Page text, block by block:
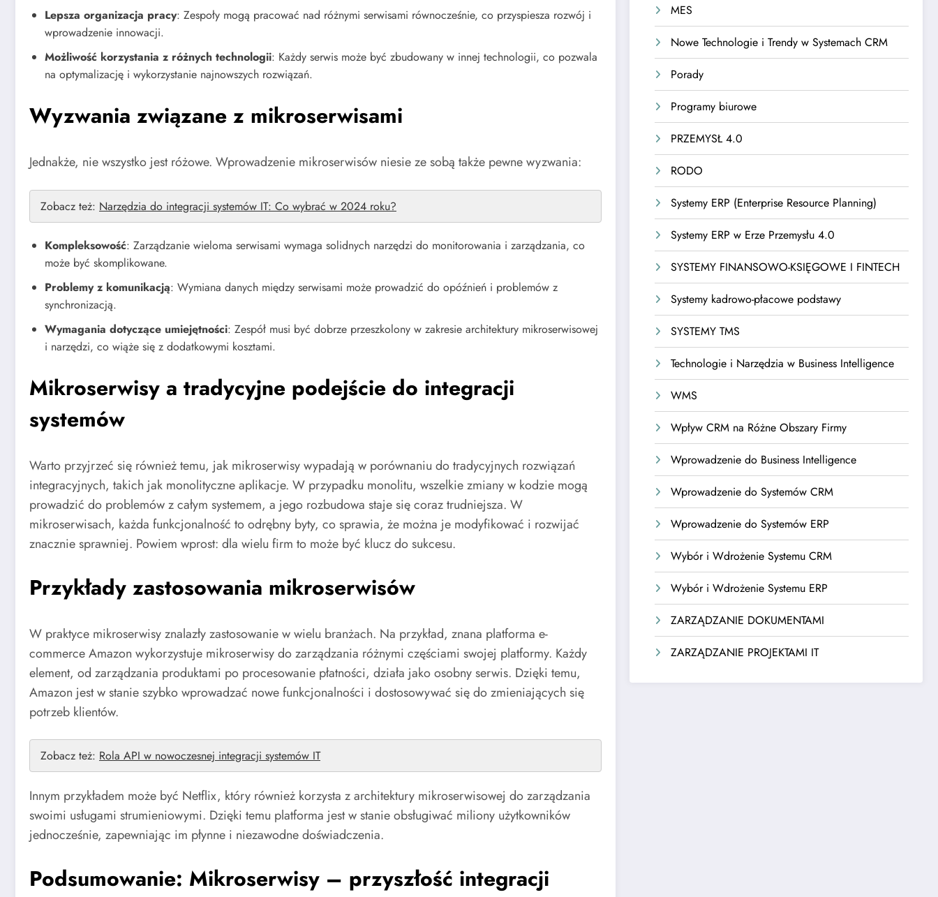
Lepsza organizacja pracy: Zespoły mogą pracować nad różnymi serwisami równocześnie, co przyspiesza rozwój i
wprowadzenie innowacji.
Możliwość korzystania z różnych technologii: Każdy serwis może być zbudowany w innej technologii, co pozwala
na optymalizację i wykorzystanie najnowszych rozwiązań.
Wyzwania związane z mikroserwisami
Jednakże, nie wszystko jest różowe. Wprowadzenie mikroserwisów niesie ze sobą także pewne wyzwania:
Zobacz też: Narzędzia do integracji systemów IT: Co wybrać w 2024 roku?
Kompleksowość: Zarządzanie wieloma serwisami wymaga solidnych narzędzi do monitorowania i zarządzania, co
może być skomplikowane.
Problemy z komunikacją: Wymiana danych między serwisami może prowadzić do opóźnień i problemów z
synchronizacją.
Wymagania dotyczące umiejętności: Zespół musi być dobrze przeszkolony w zakresie architektury mikroserwisowej
i narzędzi, co wiąże się z dodatkowymi kosztami.
Mikroserwisy a tradycyjne podejście do integracji
systemów
Warto przyjrzeć się również temu, jak mikroserwisy wypadają w porównaniu do tradycyjnych rozwiązań
integracyjnych, takich jak monolityczne aplikacje. W przypadku monolitu, wszelkie zmiany w kodzie mogą
prowadzić do problemów z całym systemem, a jego rozbudowa staje się coraz trudniejsza. W
mikroserwisach, każda funkcjonalność to odrębny byty, co sprawia, że można je modyfikować i rozwijać
znacznie sprawniej. Powiem wprost: dla wielu firm to może być klucz do sukcesu.
Przykłady zastosowania mikroserwisów
W praktyce mikroserwisy znalazły zastosowanie w wielu branżach. Na przykład, znana platforma e-
commerce Amazon wykorzystuje mikroserwisy do zarządzania różnymi częściami swojej platformy. Każdy
element, od zarządzania produktami po procesowanie płatności, działa jako osobny serwis. Dzięki temu,
Amazon jest w stanie szybko wprowadzać nowe funkcjonalności i dostosowywać się do zmieniających się
potrzeb klientów.
Zobacz też: Rola API w nowoczesnej integracji systemów IT
Innym przykładem może być Netflix, który również korzysta z architektury mikroserwisowej do zarządzania
swoimi usługami strumieniowymi. Dzięki temu platforma jest w stanie obsługiwać miliony użytkowników
jednocześnie, zapewniając im płynne i niezawodne doświadczenia.
Podsumowanie: Mikroserwisy – przyszłość integracji
MES
Nowe Technologie i Trendy w Systemach CRM
Porady
Programy biurowe
PRZEMYSŁ 4.0
RODO
Systemy ERP (Enterprise Resource Planning)
Systemy ERP w Erze Przemysłu 4.0
SYSTEMY FINANSOWO-KSIĘGOWE I FINTECH
Systemy kadrowo-płacowe podstawy
SYSTEMY TMS
Technologie i Narzędzia w Business Intelligence
WMS
Wpływ CRM na Różne Obszary Firmy
Wprowadzenie do Business Intelligence
Wprowadzenie do Systemów CRM
Wprowadzenie do Systemów ERP
Wybór i Wdrożenie Systemu CRM
Wybór i Wdrożenie Systemu ERP
ZARZĄDZANIE DOKUMENTAMI
ZARZĄDZANIE PROJEKTAMI IT